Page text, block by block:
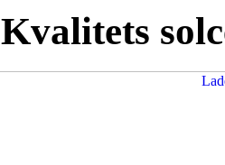
Kvalitets